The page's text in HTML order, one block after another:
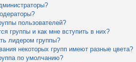
пользователей?
группы и как мне вступить в них?
лидером группы?
некоторых групп имеют разные цвета?
по умолчанию?